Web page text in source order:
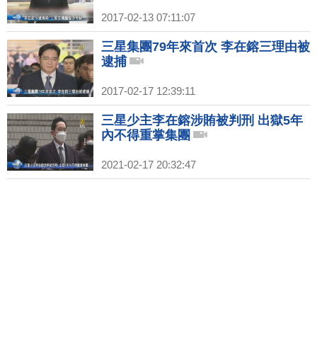
2017-02-13 07:11:07
三星集團79年來首次 李在鎔三理由被
逮捕
2017-02-17 12:39:11
三星少主李在鎔涉賄被判刑 出獄5年
內不得重掌集團
2021-02-17 20:32:47